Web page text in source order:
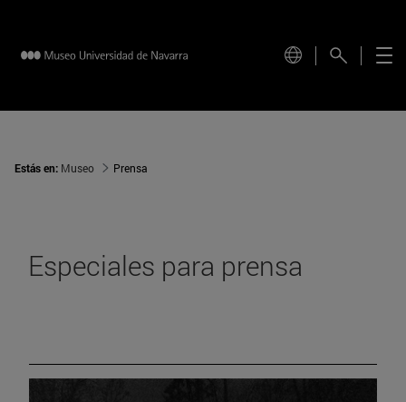
Estás en: Museo Prensa
Especiales para prensa